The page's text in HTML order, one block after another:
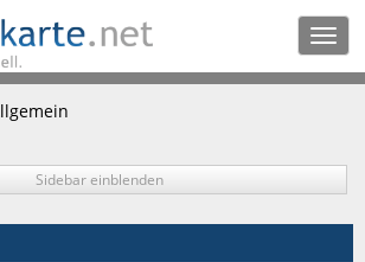
Sidebar einblenden